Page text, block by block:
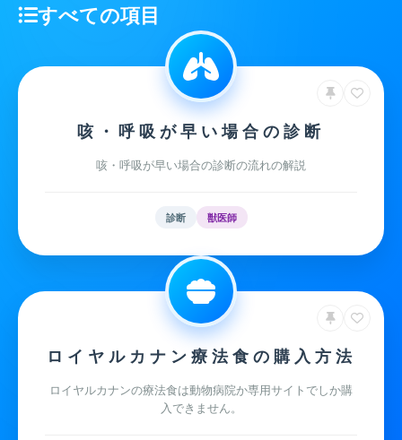
すべての項目
咳・呼吸が早い場合の診断
咳・呼吸が早い場合の診断の流れの解説
診断 獣医師
ロイヤルカナン療法食の購入方法
ロイヤルカナンの療法食は動物病院か専用サイトでしか購
入できません。